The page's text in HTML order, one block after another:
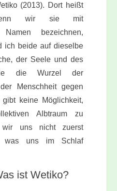
(2013). Dort heißt
wir sie mit
Namen bezeichnen,
ich beide auf dieselbe
der Seele und des
die Wurzel der
Menschheit gegen
keine Möglichkeit,
Albtraum zu
wir uns nicht zuerst
was uns im Schlaf
ist Wetiko?